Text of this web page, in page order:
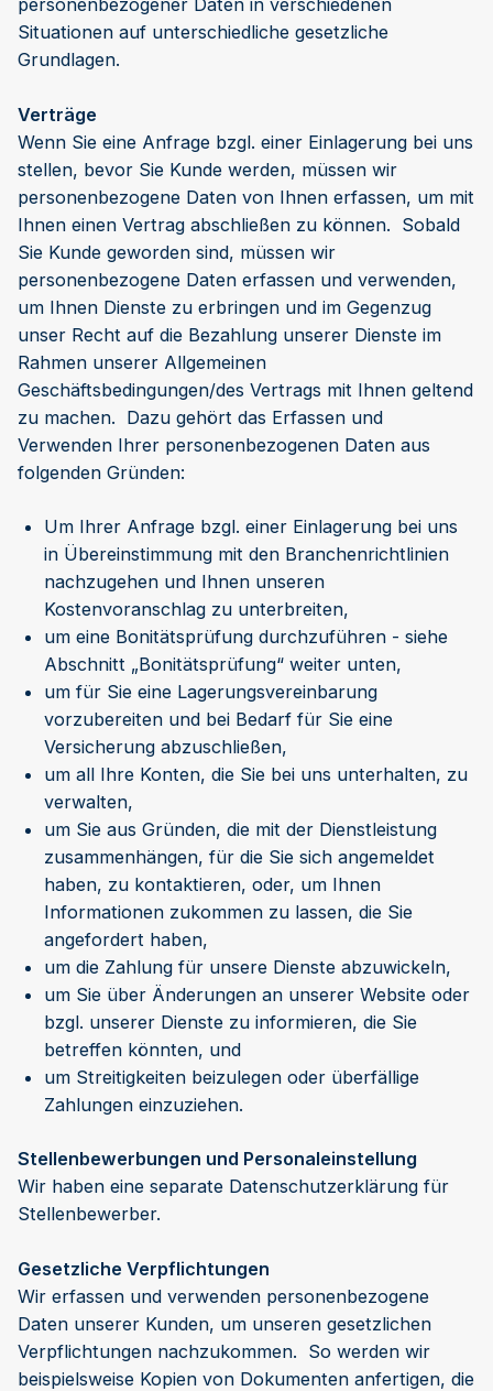
personenbezogener Daten in verschiedenen
Situationen auf unterschiedliche gesetzliche
Grundlagen.
Verträge
Wenn Sie eine Anfrage bzgl. einer Einlagerung bei uns
stellen, bevor Sie Kunde werden, müssen wir
personenbezogene Daten von Ihnen erfassen, um mit
Ihnen einen Vertrag abschließen zu können. Sobald
Sie Kunde geworden sind, müssen wir
personenbezogene Daten erfassen und verwenden,
um Ihnen Dienste zu erbringen und im Gegenzug
unser Recht auf die Bezahlung unserer Dienste im
Rahmen unserer Allgemeinen
Geschäftsbedingungen/des Vertrags mit Ihnen geltend
zu machen. Dazu gehört das Erfassen und
Verwenden Ihrer personenbezogenen Daten aus
folgenden Gründen:
Um Ihrer Anfrage bzgl. einer Einlagerung bei uns
in Übereinstimmung mit den Branchenrichtlinien
nachzugehen und Ihnen unseren
Kostenvoranschlag zu unterbreiten,
um eine Bonitätsprüfung durchzuführen - siehe
Abschnitt „Bonitätsprüfung“ weiter unten,
um für Sie eine Lagerungsvereinbarung
vorzubereiten und bei Bedarf für Sie eine
Versicherung abzuschließen,
um all Ihre Konten, die Sie bei uns unterhalten, zu
verwalten,
um Sie aus Gründen, die mit der Dienstleistung
zusammenhängen, für die Sie sich angemeldet
haben, zu kontaktieren, oder, um Ihnen
Informationen zukommen zu lassen, die Sie
angefordert haben,
um die Zahlung für unsere Dienste abzuwickeln,
um Sie über Änderungen an unserer Website oder
bzgl. unserer Dienste zu informieren, die Sie
betreffen könnten, und
um Streitigkeiten beizulegen oder überfällige
Zahlungen einzuziehen.
Stellenbewerbungen und Personaleinstellung
Wir haben eine separate Datenschutzerklärung für
Stellenbewerber.
Gesetzliche Verpflichtungen
Wir erfassen und verwenden personenbezogene
Daten unserer Kunden, um unseren gesetzlichen
Verpflichtungen nachzukommen. So werden wir
beispielsweise Kopien von Dokumenten anfertigen, die